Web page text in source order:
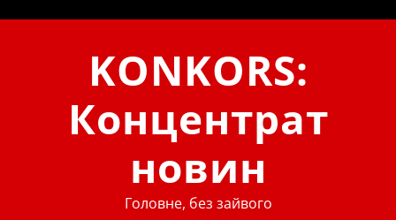
KONKORS:
Концентрат
новин
Головне, без зайвого